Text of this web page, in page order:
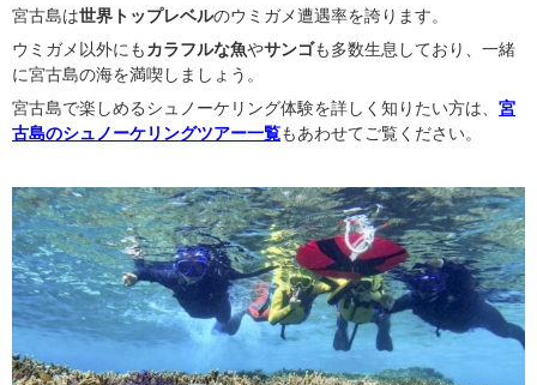
宮古島は世界トップレベルのウミガメ遭遇率を誇ります。
ウミガメ以外にもカラフルな魚やサンゴも多数生息しており、一緒
に宮古島の海を満喫しましょう。
宮古島で楽しめるシュノーケリング体験を詳しく知りたい方は、 宮
古島のシュノーケリングツアー一覧もあわせてご覧ください。